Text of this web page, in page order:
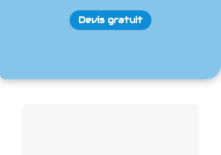
Devis gratuit